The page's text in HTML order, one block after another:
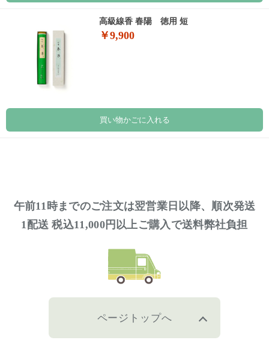
高級線香 春陽 徳用 短
￥9,900
買い物かごに入れる
午前11時までのご注文は翌営業日以降、順次発送
1配送 税込11,000円以上ご購入で送料弊社負担
ページトップへ